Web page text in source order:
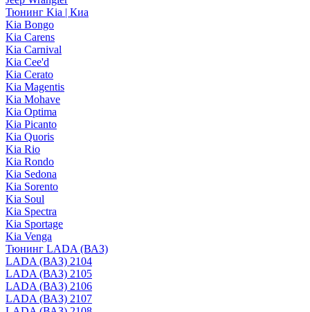
Тюнинг Kia | Киа
Kia Bongo
Kia Carens
Kia Carnival
Kia Cee'd
Kia Cerato
Kia Magentis
Kia Mohave
Kia Optima
Kia Picanto
Kia Quoris
Kia Rio
Kia Rondo
Kia Sedona
Kia Sorento
Kia Soul
Kia Spectra
Kia Sportage
Kia Venga
Тюнинг LADA (ВАЗ)
LADA (ВАЗ) 2104
LADA (ВАЗ) 2105
LADA (ВАЗ) 2106
LADA (ВАЗ) 2107